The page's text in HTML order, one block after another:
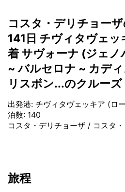
コスタ・デリチョー
141日 チヴィタヴェ
着 サヴォーナ (ジェ
~ バルセロナ ~ カデ
リスボン...のクルーズ
出発港: チヴィタヴェッキア (ロ
泊数: 140
コスタ・デリチョーザ / コスタ
旅程